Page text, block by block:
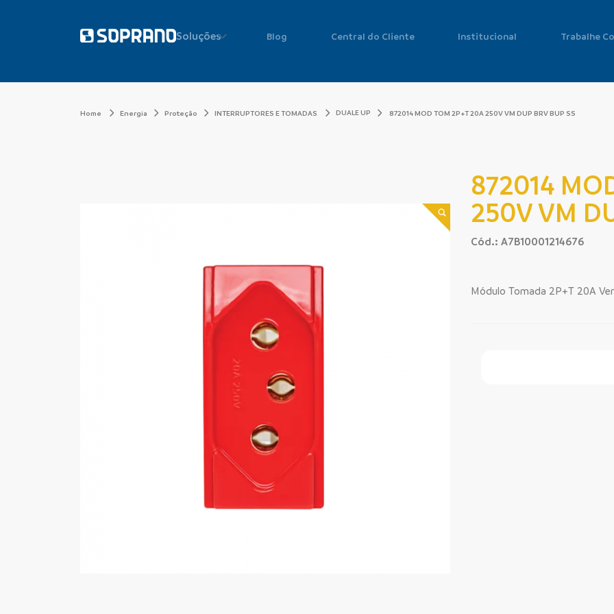
Soluções Blog Central do Cliente Institucional Trabalhe
Home Energia Proteção INTERRUPTORES E TOMADAS DUALE UP 872014 MOD TOM 2P+T 20A 250V VM DUP BRV BUP SS
872014
250V VM
Cód.: A7B10001214676
Módulo Tomada 2P+T 20A